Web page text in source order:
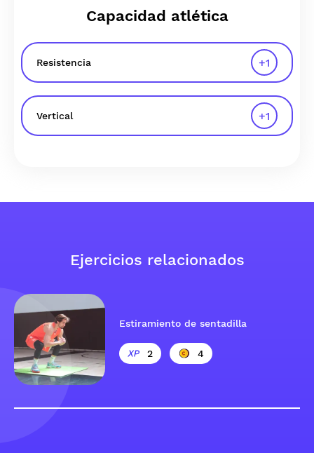
Capacidad atlética
Resistencia +1
Vertical +1
Ejercicios relacionados
Estiramiento de sentadilla
2 4